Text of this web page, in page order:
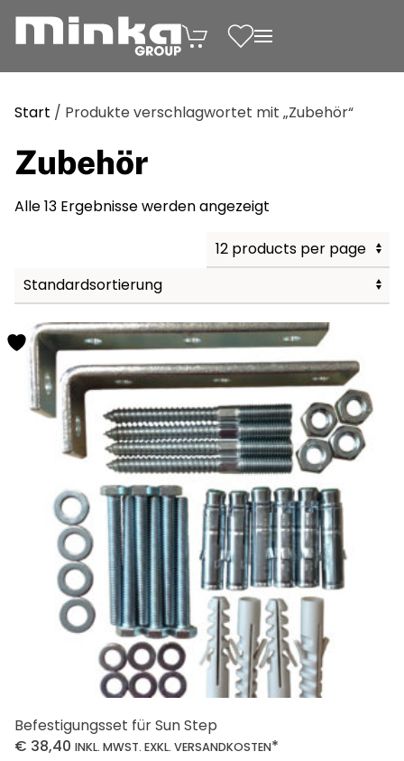
Zum Inhalt springen
Start / Produkte verschlagwortet mit „Zubehör“
Zubehör
Alle 13 Ergebnisse werden angezeigt
Befestigungsset für Sun Step
€ 38,40 INKL. MWST. EXKL. VERSANDKOSTEN*